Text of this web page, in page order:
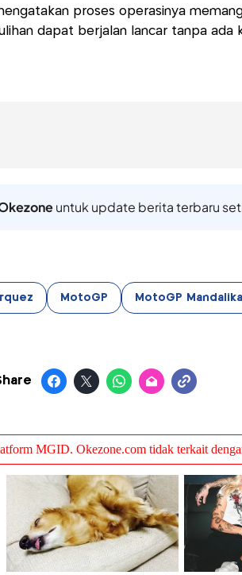
proses operasinya
dapat berjalan lancar tanpa ada
untuk update berita terbaru
MotoGP MotoGP